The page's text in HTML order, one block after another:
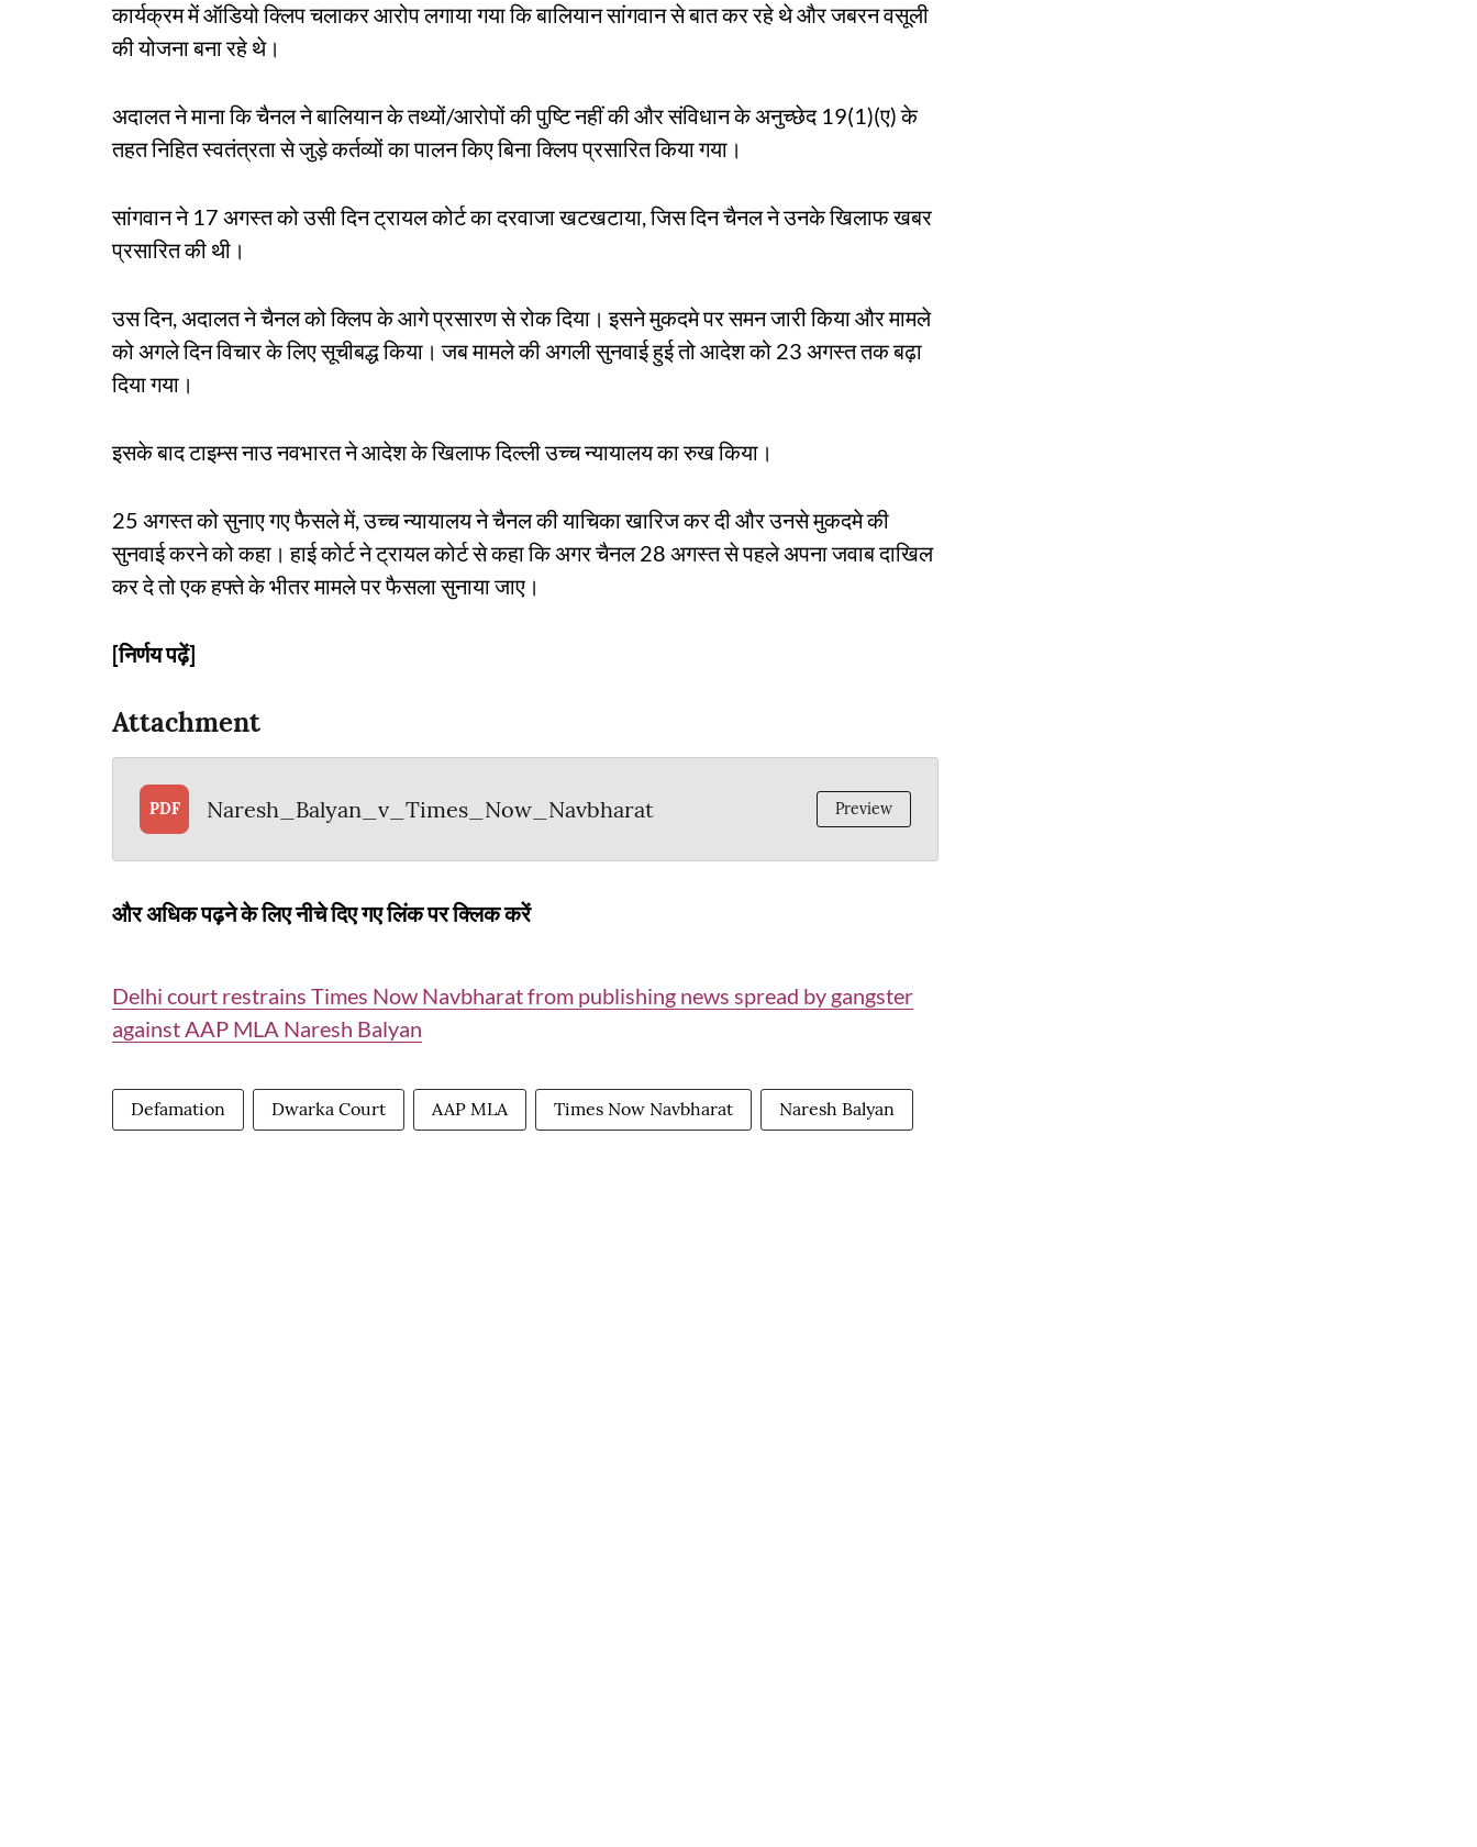
कार्यक्रम में ऑडियो क्लिप चलाकर आरोप लगाया गया कि बालियान सांगवान से बात कर रहे थे और जबरन वसूली
की योजना बना रहे थे।
अदालत ने माना कि चैनल ने बालियान के तथ्यों/आरोपों की पुष्टि नहीं की और संविधान के अनुच्छेद 19(1)(ए) के
तहत निहित स्वतंत्रता से जुड़े कर्तव्यों का पालन किए बिना क्लिप प्रसारित किया गया।
सांगवान ने 17 अगस्त को उसी दिन ट्रायल कोर्ट का दरवाजा खटखटाया, जिस दिन चैनल ने उनके खिलाफ खबर
प्रसारित की थी।
उस दिन, अदालत ने चैनल को क्लिप के आगे प्रसारण से रोक दिया। इसने मुकदमे पर समन जारी किया और मामले
को अगले दिन विचार के लिए सूचीबद्ध किया। जब मामले की अगली सुनवाई हुई तो आदेश को 23 अगस्त तक बढ़ा
दिया गया।
इसके बाद टाइम्स नाउ नवभारत ने आदेश के खिलाफ दिल्ली उच्च न्यायालय का रुख किया।
25 अगस्त को सुनाए गए फैसले में, उच्च न्यायालय ने चैनल की याचिका खारिज कर दी और उनसे मुकदमे की
सुनवाई करने को कहा। हाई कोर्ट ने ट्रायल कोर्ट से कहा कि अगर चैनल 28 अगस्त से पहले अपना जवाब दाखिल
कर दे तो एक हफ्ते के भीतर मामले पर फैसला सुनाया जाए।
[निर्णय पढ़ें]
Attachment
PDF Naresh_Balyan_v_Times_Now_Navbharat Preview
और अधिक पढ़ने के लिए नीचे दिए गए लिंक पर क्लिक करें
Delhi court restrains Times Now Navbharat from publishing news spread by gangster
against AAP MLA Naresh Balyan
Defamation Dwarka Court AAP MLA Times Now Navbharat Naresh Balyan